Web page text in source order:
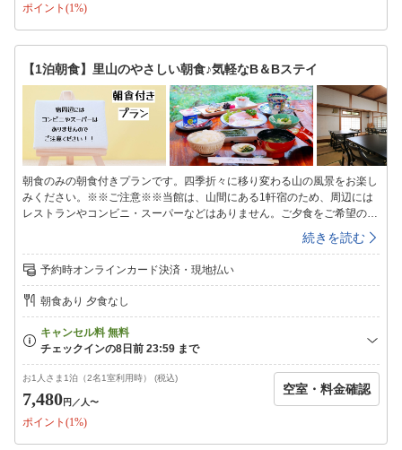
ドライヤー・浴衣・歯ブラシセット・お茶セット※冬季期間(11/1〜3/31)
ポイント(1%)
【1泊朝食】里山のやさしい朝食♪気軽なB＆Bステイ
朝食のみの朝食付きプランです。四季折々に移り変わる山の風景をお楽し
みください。※※ご注意※※当館は、山間にある1軒宿のため、周辺には
レストランやコンビニ・スーパーなどはありません。ご夕食をご希望のお
客様は、お食事つきプランからご予約ができます。★*゜*☆*゜**゜*☆*゜
*★*゜*☆*゜**゜*☆*゜*★*゜*☆*゜**゜*☆朝食付きのB＆Bプランです。
自家栽培のお米など体に優しい和朝食です。【館内施設】◇客室◇昔なが
らの和室です。4.5畳から2間続きの和室までご利用シーンに合わせてご自
由にお選びください。※ペット受入不可※ご希望のお客様はペット専用プ
ランからご予約をお願いいたします。◇共有スペース◇冷凍冷蔵庫、電子
レンジがあります。ご自由にお使いください。◇お風呂◇1か所の貸切風
呂となっていますので、空いているタイミングでご利用ください。＜入浴
時間＞１６：００〜２１：００※朝はシャワーのみ利用可能です◇備品・
アメニティ◇シャンプー・リンス・ボディーソープ・石鹸・バスタオル・
タオル・ドライヤー・浴衣・歯ブラシセット・お茶セット※冬季期間
(11/1〜3/31)は、暖房費として1部屋ごとに500円別途頂戴いたします。現
地にてお支払いください。
続きを読む
予約時オンラインカード決済・現地払い
朝食あり 夕食なし
お1人さま1泊（2名1室利用時） (税込)
7,480円 ／人〜
ポイント(1%)
空室・料金確認